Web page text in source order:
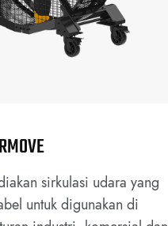
sirkulasi udara yang
untuk digunakan di